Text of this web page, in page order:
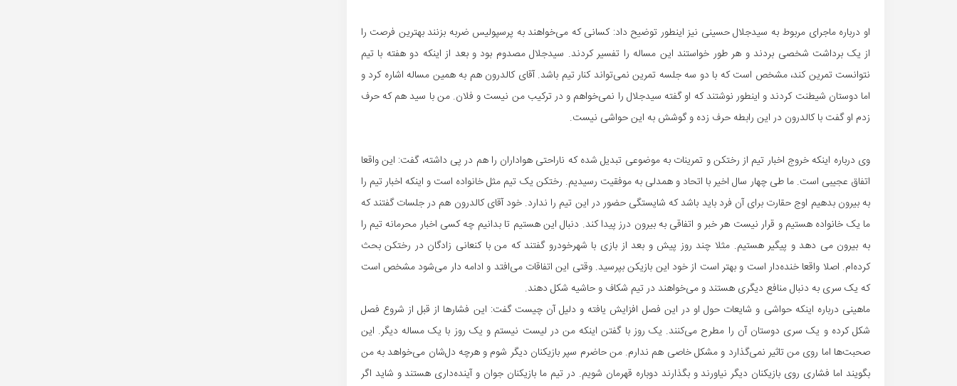
او درباره ماجرای مربوط به سیدجلال حسینی نیز اینطور توضیح داد: کسانی که می‌خواهند به پرسپولیس ضربه بزنند بهترین فرصت را
از یک برداشت شخصی بردند و هر طور خواستند این مساله را تفسیر کردند. سیدجلال مصدوم بود و بعد از اینکه دو هفته با تیم
نتوانست تمرین کند، مشخص است که با دو سه جلسه تمرین نمی‌تواند کنار تیم باشد. آقای کالدرون هم به همین مساله اشاره کرد و
اما دوستان شیطنت کردند و اینطور نوشتند که او گفته سیدجلال را نمی‌خواهم و در ترکیب من نیست و فلان. من با سید هم که حرف
زدم او گفت با کالدرون در این رابطه حرف زده و گوشش به این حواشی نیست.
وی درباره اینکه خروج اخبار تیم از رختکن و تمرینات به موضوعی تبدیل شده که ناراحتی هواداران را هم در پی داشته، گفت: این واقعا
اتفاق عجیبی است. ما طی چهار سال اخیر با اتحاد و همدلی به موفقیت رسیدیم. رختکن یک تیم مثل خانواده است و اینکه اخبار تیم را
به بیرون بدهیم اوج حقارت برای آن فرد باید باشد که شایستگی حضور در این تیم را ندارد. خود آقای کالدرون هم در جلسات گفتند که
ما یک خانواده هستیم و قرار نیست هر خبر و اتفاقی به بیرون درز پیدا کند. دنبال این هستیم تا بدانیم چه کسی اخبار محرمانه تیم را
به بیرون می دهد و پیگیر هستیم. مثلا چند روز پیش و بعد از بازی با شهرخودرو گفتند که من با کنعانی زادگان در رختکن بحث
کرده‌ام. اصلا واقعا خنده‌دار است و بهتر است از خود این بازیکن بپرسید. وقتی این اتفاقات می‌افتد و ادامه دار می‌شود مشخص است
که یک سری به دنبال منافع دیگری هستند و می‌خواهند در تیم شکاف و حاشیه شکل دهند.
ماهینی درباره اینکه حواشی و شایعات حول او در این فصل افزایش یافته و دلیل آن چیست گفت: این فشارها از قبل از شروع فصل
شکل کرده و یک سری دوستان آن را مطرح می‌کنند. یک روز با گفتن اینکه من در لیست نیستم و یک روز با یک مساله دیگر. این
صحبت‌ها اما روی من تاثیر نمی‌گذارد و مشکل خاصی هم ندارم. من حاضرم سپر بازیکنان دیگر شوم و هرچه دل‌شان می‌خواهد به من
بگویند اما فشاری روی بازیکنان دیگر نیاورند و بگذارند دوباره قهرمان شویم. در تیم ما بازیکنان جوان و آینده‌داری هستند و شاید اگر